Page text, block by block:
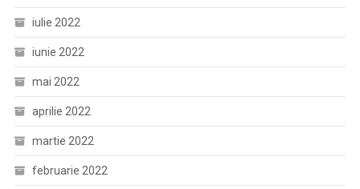
iulie 2022
iunie 2022
mai 2022
aprilie 2022
martie 2022
februarie 2022